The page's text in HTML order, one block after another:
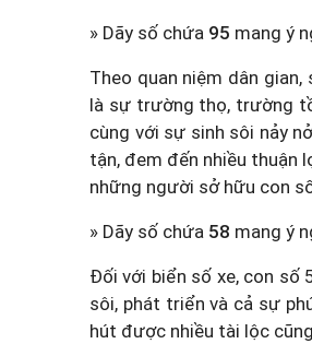
» Dãy số chứa 95 mang ý
Theo quan niệm dân
là sự trường thọ, trường
cùng với sự sinh sôi nảy
tận, đem đến nhiều thuận
những người sở hữu con
» Dãy số chứa 58 mang ý
Đối với biển số xe, con số
sôi, phát triển và cả sự
hút được nhiều tài lộc